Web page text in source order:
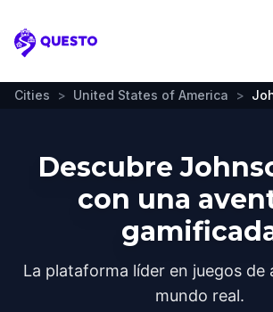
Questo
Cities > United States of America >
Descubre
con una
La plataforma líder en juegos de
mundo real.